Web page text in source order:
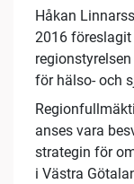
Håkan
2016
för hälso- och
anses vara
strategin för
i Västra